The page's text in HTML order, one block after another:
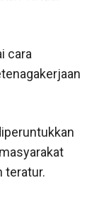
cara
teratur.